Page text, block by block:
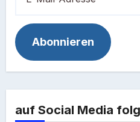
Adresse
Abonnieren
auf Social Media